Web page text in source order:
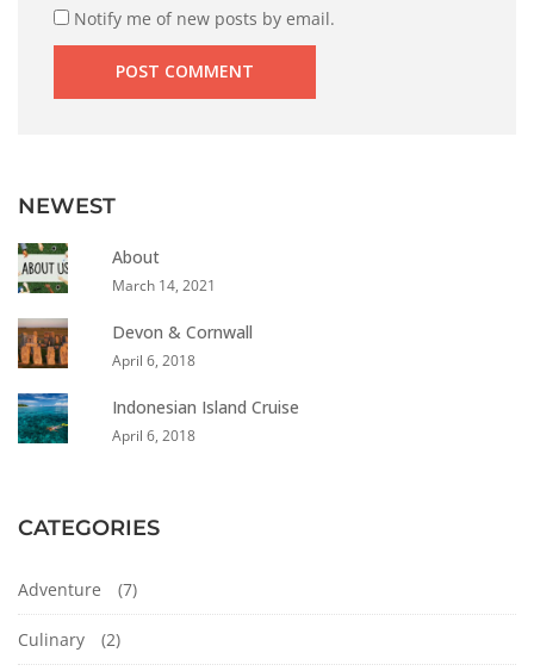
Notify me of new posts by email.
NEWEST
About
March 14, 2021
Devon & Cornwall
April 6, 2018
Indonesian Island Cruise
April 6, 2018
CATEGORIES
Adventure (7)
Culinary (2)